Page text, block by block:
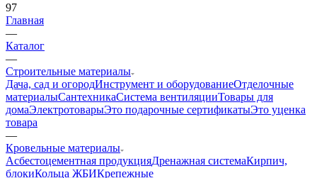
97
Главная
—
Каталог
—
Строительные материалы
Дача, сад и огородИнструмент и оборудованиеОтделочные
материалыСантехникаСистема вентиляцииТовары для
домаЭлектротоварыЭто подарочные сертификатыЭто уценка
товара
—
Кровельные материалы
Асбестоцементная продукцияДренажная системаКирпич,
блокиКольца ЖБИКрепежные